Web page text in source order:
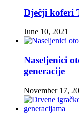
Dječji koferi
June 10, 2021
Naseljenici
generacije
November 17,